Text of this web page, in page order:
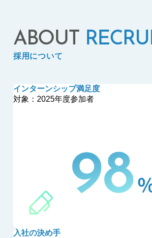
ABOUT
採用について
インターンシップ満足度
対象：2025年度参加者
入社の決め手